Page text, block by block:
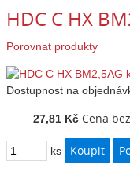
HDC C HX
Porovnat produkty
Dostupnost na
27,81 Kč Cena
ks